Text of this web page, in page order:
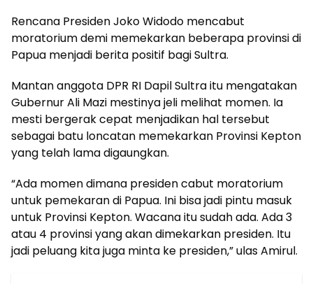
Rencana Presiden Joko Widodo mencabut
moratorium demi memekarkan beberapa provinsi di
Papua menjadi berita positif bagi Sultra.
Mantan anggota DPR RI Dapil Sultra itu mengatakan
Gubernur Ali Mazi mestinya jeli melihat momen. Ia
mesti bergerak cepat menjadikan hal tersebut
sebagai batu loncatan memekarkan Provinsi Kepton
yang telah lama digaungkan.
“Ada momen dimana presiden cabut moratorium
untuk pemekaran di Papua. Ini bisa jadi pintu masuk
untuk Provinsi Kepton. Wacana itu sudah ada. Ada 3
atau 4 provinsi yang akan dimekarkan presiden. Itu
jadi peluang kita juga minta ke presiden,” ulas Amirul.